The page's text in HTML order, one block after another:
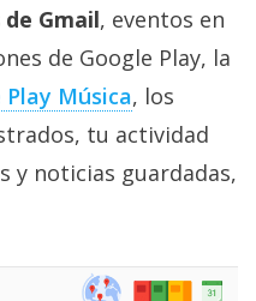
Gmail, eventos en
de Google Play, la
Play Música, los
tu actividad
y noticias guardadas,